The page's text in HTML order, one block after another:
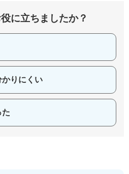
に立ちましたか？
りにくい
た